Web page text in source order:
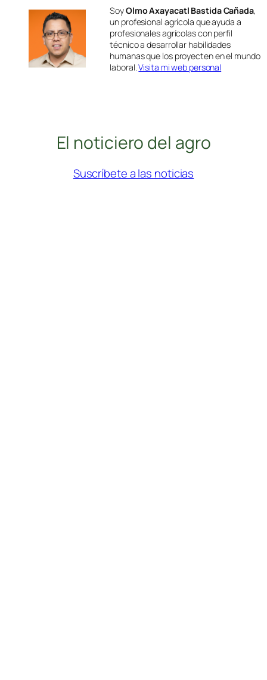
SoyOlmo Axayacatl Bastida Cañada,
un profesional agrícola que ayuda a
profesionales agrícolas con perfil
técnico a desarrollar habilidades
humanas que los proyecten en el mundo
laboral.Visita mi web personal
El noticiero del agro
Suscríbete a las noticias